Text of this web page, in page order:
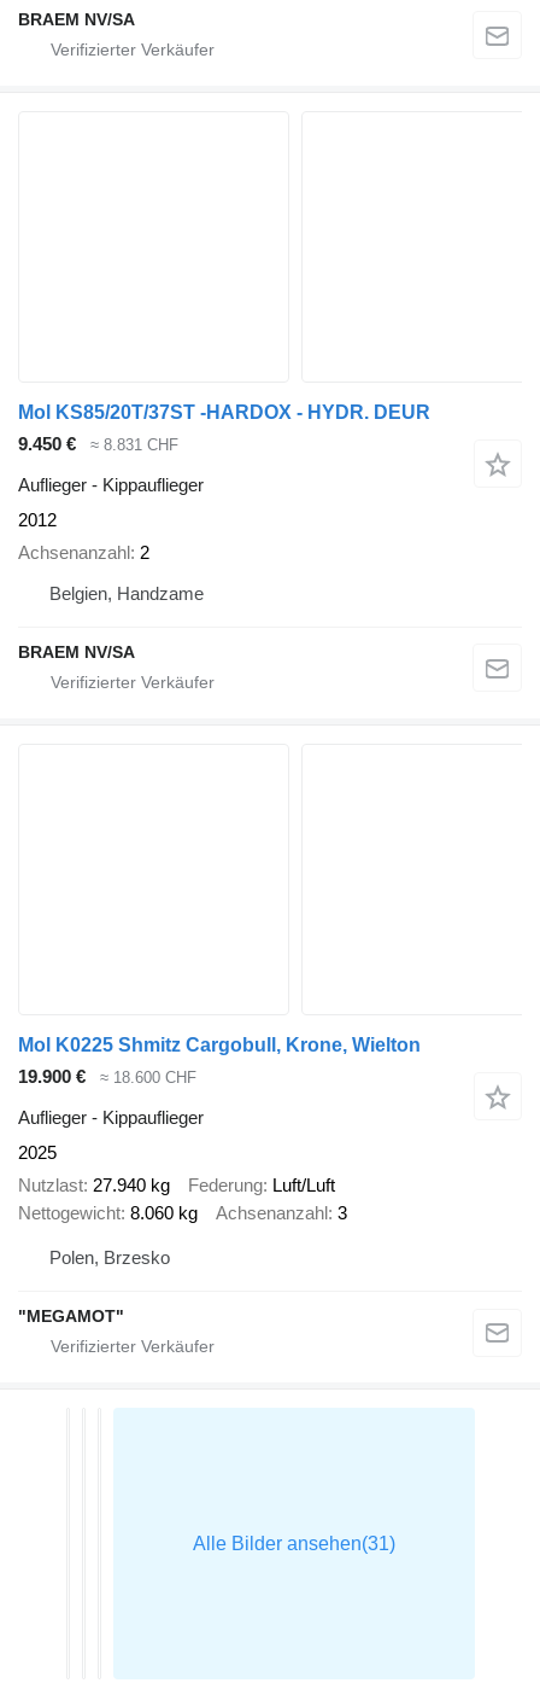
BRAEM NV/SA
Mol KS85/20T/37ST -HARDOX - HYDR. DEUR
9.450 €
≈ 8.831 CHF
Auflieger - Kippauflieger
2012
Achsenanzahl 2
Belgien, Handzame
BRAEM NV/SA
Mol K0225 Shmitz Cargobull, Krone, Wielton
19.900 €
≈ 18.600 CHF
Auflieger - Kippauflieger
2025
Nutzlast 27.940 kg Federung Luft/Luft
Nettogewicht 8.060 kg Achsenanzahl 3
Polen, Brzesko
"MEGAMOT"